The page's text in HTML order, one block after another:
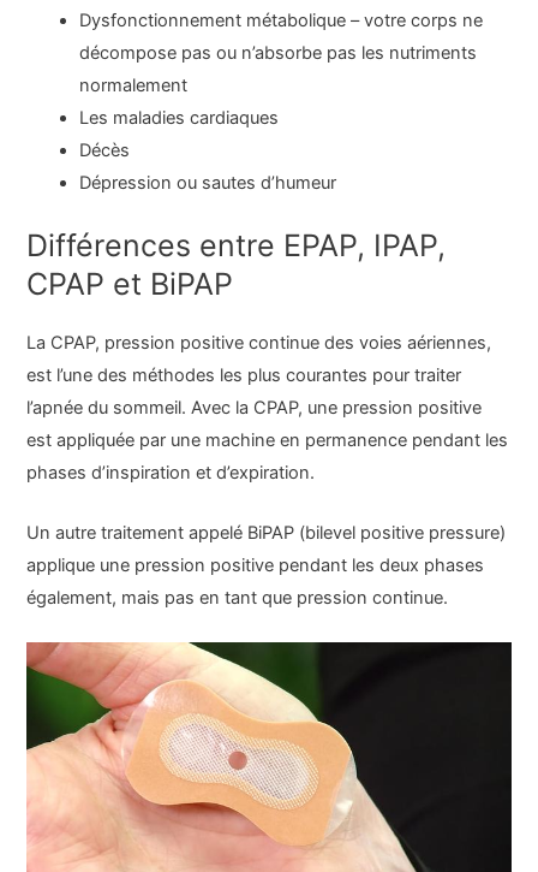
Dysfonctionnement métabolique – votre corps ne
décompose pas ou n’absorbe pas les nutriments
normalement
Les maladies cardiaques
Décès
Dépression ou sautes d’humeur
Différences entre EPAP, IPAP,
CPAP et BiPAP
La CPAP, pression positive continue des voies aériennes,
est l’une des méthodes les plus courantes pour traiter
l’apnée du sommeil. Avec la CPAP, une pression positive
est appliquée par une machine en permanence pendant les
phases d’inspiration et d’expiration.
Un autre traitement appelé BiPAP (bilevel positive pressure)
applique une pression positive pendant les deux phases
également, mais pas en tant que pression continue.